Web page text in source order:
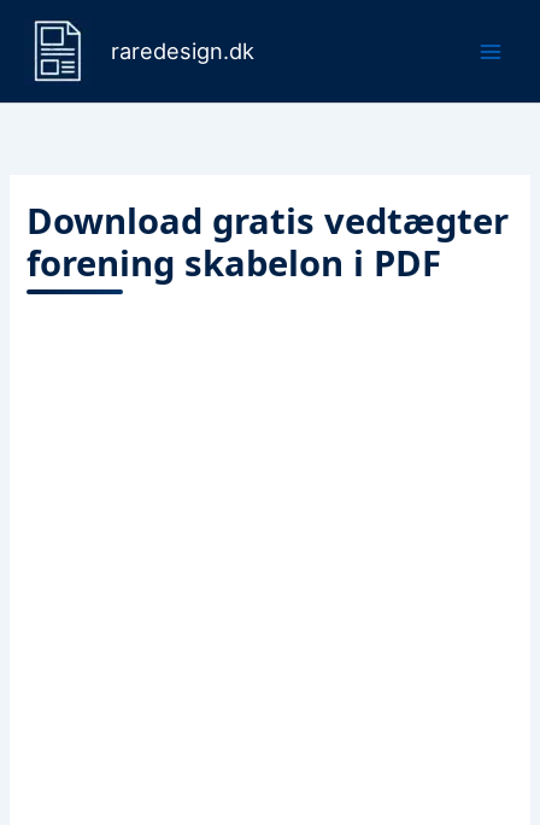
indholdet
raredesign.dk
Download gratis vedtægter
forening skabelon i PDF